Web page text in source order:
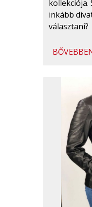
kollekciója.
inkább
választani?